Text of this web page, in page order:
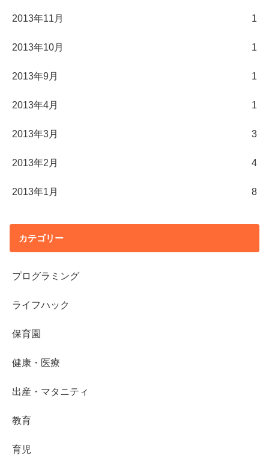
2013年11月 1
2013年10月 1
2013年9月 1
2013年4月 1
2013年3月 3
2013年2月 4
2013年1月 8
カテゴリー
プログラミング
ライフハック
保育園
健康・医療
出産・マタニティ
教育
育児